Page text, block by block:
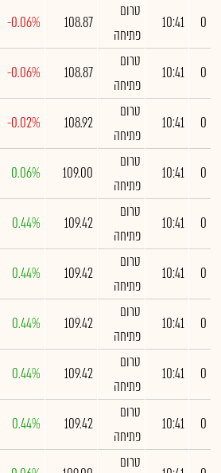
0
10:41
טרום
פתיחה
108.87
-0.06%
0
10:41
טרום
פתיחה
108.87
-0.06%
0
10:41
טרום
פתיחה
108.92
-0.02%
0
10:41
טרום
פתיחה
109.00
0.06%
0
10:41
טרום
פתיחה
109.42
0.44%
0
10:41
טרום
פתיחה
109.42
0.44%
0
10:41
טרום
פתיחה
109.42
0.44%
0
10:41
טרום
פתיחה
109.42
0.44%
0
10:41
טרום
פתיחה
109.42
0.44%
טרום